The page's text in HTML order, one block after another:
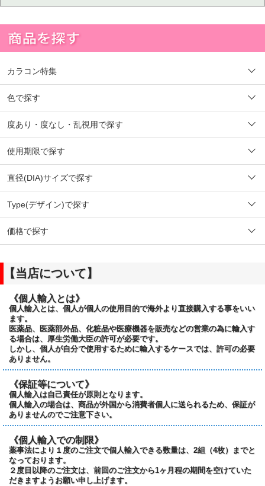
カラコン特集
色で探す
度あり・度なし・乱視用で探す
使用期限で探す
直径(DIA)サイズで探す
Type(デザイン)で探す
価格で探す
【当店について】
《個人輸入とは》
個人輸入とは、個人が個人の使用目的で海外より直接購入する事をいい
ます。
医薬品、医薬部外品、化粧品や医療機器を販売などの営業の為に輸入す
る場合は、厚生労働大臣の許可が必要です。
しかし、個人が自分で使用するために輸入するケースでは、許可の必要
ありません。
《保証等について》
個人輸入は自己責任が原則となります。
個人輸入の場合は、商品が外国から消費者個人に送られるため、保証が
ありませんのでご注意下さい。
《個人輸入での制限》
薬事法により１度のご注文で個人輸入できる数量は、2組（4枚）までと
なっております。
２度目以降のご注文は、前回のご注文から1ヶ月程の期間を空けていた
だきますようお願い申し上げます。